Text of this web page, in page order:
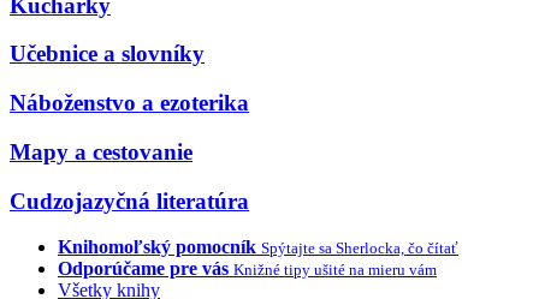
Kuchárky
Učebnice a slovníky
Náboženstvo a ezoterika
Mapy a cestovanie
Cudzojazyčná literatúra
Knihomoľský pomocník Spýtajte sa Sherlocka, čo čítať
Odporúčame pre vás Knižné tipy ušité na mieru vám
Všetky knihy